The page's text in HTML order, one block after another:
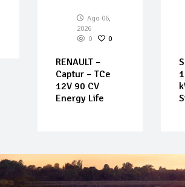
Ago 06,
2026
0
0
RENAULT –
Captur – TCe
12V 90 CV
Energy Life